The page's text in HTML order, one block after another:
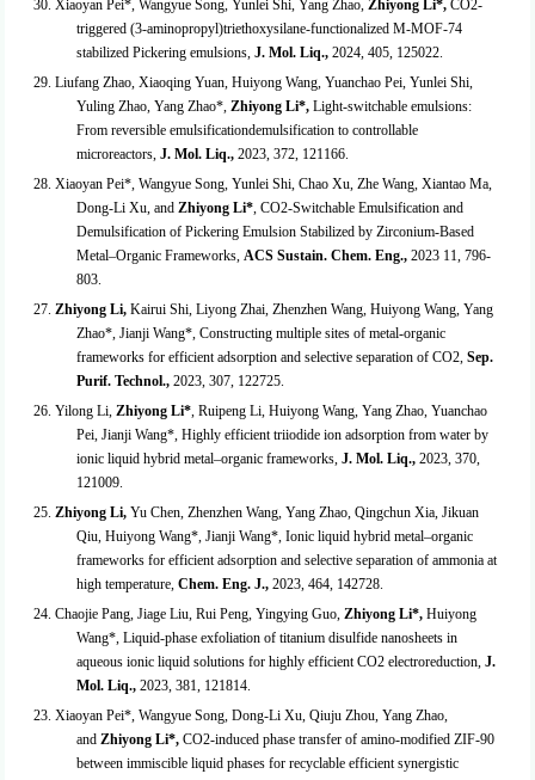
30. Xiaoyan Pei*, Wangyue Song, Yunlei Shi, Yang Zhao,Zhiyong Li*, CO2-
triggered (3-aminopropyl)triethoxysilane-functionalized M-MOF-74
stabilized Pickering emulsions,J. Mol. Liq., 2024, 405, 125022.
29. Liufang Zhao, Xiaoqing Yuan, Huiyong Wang, Yuanchao Pei, Yunlei Shi,
Yuling Zhao, Yang Zhao*,Zhiyong Li*, Light-switchable emulsions:
From reversible emulsificationdemulsification to controllable
microreactors,J. Mol. Liq.,2023, 372, 121166.
28. Xiaoyan Pei*, Wangyue Song, Yunlei Shi, Chao Xu, Zhe Wang, Xiantao Ma,
Dong-Li Xu, andZhiyong Li*, CO2-Switchable Emulsification and
Demulsification of Pickering Emulsion Stabilized by Zirconium-Based
Metal–Organic Frameworks, ACS Sustain. Chem. Eng.,2023 11, 796-
803.
27.Zhiyong Li,Kairui Shi, Liyong Zhai, Zhenzhen Wang, Huiyong Wang, Yang
Zhao*, Jianji Wang*, Constructing multiple sites of metal-organic
frameworks for efficient adsorption and selective separation of CO2,Sep.
Purif. Technol.,2023, 307, 122725.
26. Yilong Li,Zhiyong Li*, Ruipeng Li, Huiyong Wang, Yang Zhao, Yuanchao
Pei, Jianji Wang*, Highly efficient triiodide ion adsorption from water by
ionic liquid hybrid metal–organic frameworks,J. Mol. Liq., 2023, 370,
121009.
25.Zhiyong Li,Yu Chen, Zhenzhen Wang, Yang Zhao, Qingchun Xia, Jikuan
Qiu, Huiyong Wang*, Jianji Wang*, Ionic liquid hybrid metal–organic
frameworks for efficient adsorption and selective separation of ammonia at
high temperature,Chem. Eng. J.,2023, 464, 142728.
24. Chaojie Pang, Jiage Liu, Rui Peng, Yingying Guo,Zhiyong Li*, Huiyong
Wang*, Liquid-phase exfoliation of titanium disulfide nanosheets in
aqueous ionic liquid solutions for highly efficient CO2 electroreduction, J.
Mol. Liq., 2023, 381, 121814.
23. Xiaoyan Pei*, Wangyue Song, Dong-Li Xu, Qiuju Zhou, Yang Zhao,
and Zhiyong Li*, CO2-induced phase transfer of amino-modified ZIF-90
between immiscible liquid phases for recyclable efficient synergistic